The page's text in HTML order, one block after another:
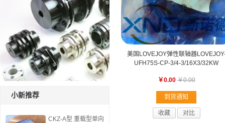
小新推荐
CKZ-A型 重载型单向
美国LOVEJOY弹性联轴器
UFH75S-CP-3/4-3/16X3/32KW
￥0.00 ￥0.00
到货通知
收藏 对比